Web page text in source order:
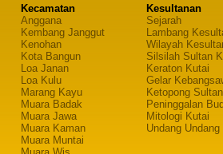
Kecamatan
Anggana
Kembang Janggut
Kenohan
Kota Bangun
Loa Janan
Loa Kulu
Marang Kayu
Muara Badak
Muara Jawa
Muara Kaman
Muara Muntai
Kesultanan
Sejarah
Lambang
Wilayah
Silsilah Sultan
Keraton Kutai
Gelar
Ketopong
Peninggalan
Mitologi Kutai
Undang Undang